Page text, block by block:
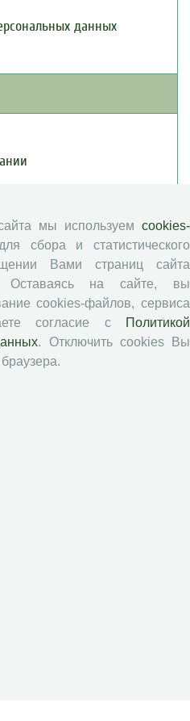
данных
перемены
развития
мы используем cookies-
сбора и статистического
Вами страниц сайта
на сайте, вы
cookies-файлов, сервиса
согласие с
Политикой
. Отключить cookies Вы